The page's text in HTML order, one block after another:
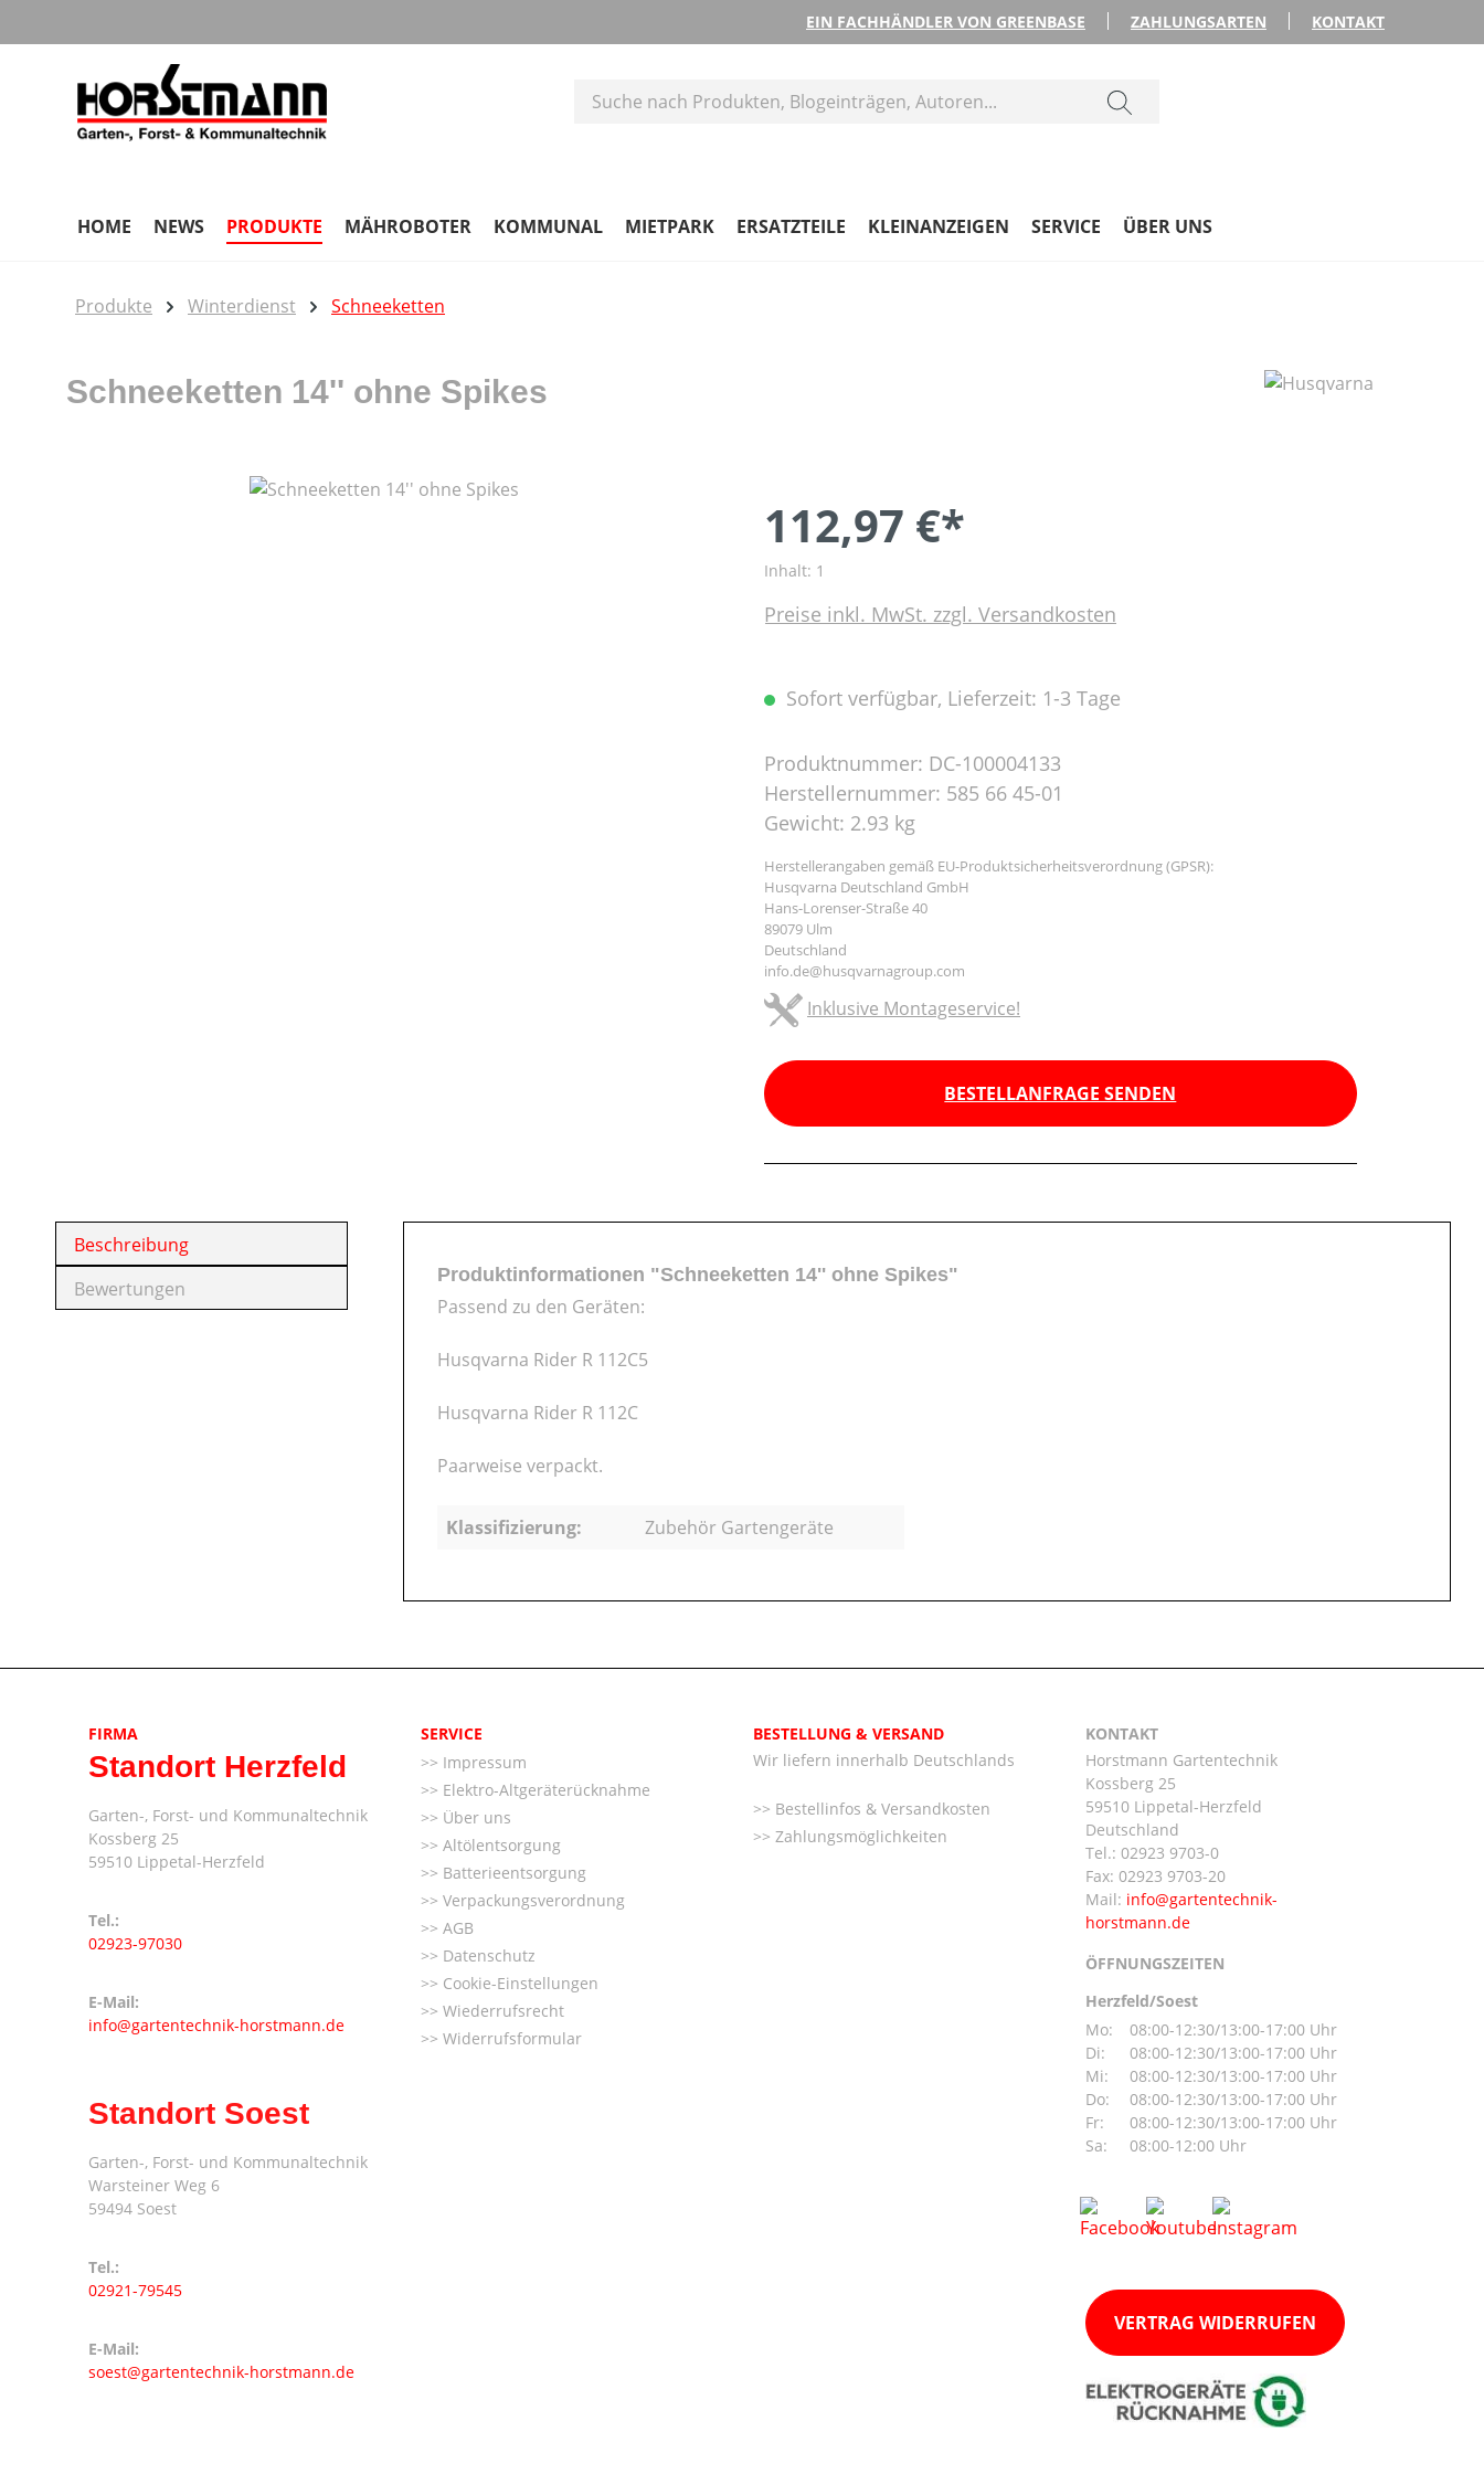
EIN FACHHÄNDLER VON GREENBASE ZAHLUNGSARTEN KONTAKT
HOME NEWS PRODUKTE MÄHROBOTER KOMMUNAL MIETPARK ERSATZTEILE KLEINANZEIGEN SERVICE ÜBER UNS
Produkte Winterdienst Schneeketten
Schneeketten 14'' ohne Spikes
Bildergalerie überspringen
112,97 €*
Inhalt: 1
Preise inkl. MwSt. zzgl. Versandkosten
Sofort verfügbar, Lieferzeit: 1-3 Tage
Produktnummer: DC-100004133
Herstellernummer: 585 66 45-01
Gewicht: 2.93 kg
Herstellerangaben gemäß EU-Produktsicherheitsverordnung (GPSR):
Husqvarna Deutschland GmbH
Hans-Lorenser-Straße 40
89079 Ulm
Deutschland
info.de@husqvarnagroup.com
Inklusive Montageservice!
BESTELLANFRAGE SENDEN
Beschreibung
Bewertungen
Produktinformationen "Schneeketten 14'' ohne Spikes"
Passend zu den Geräten:
Husqvarna Rider R 112C5
Husqvarna Rider R 112C
Paarweise verpackt.
Klassifizierung: Zubehör Gartengeräte
FIRMA
Standort Herzfeld
Garten-, Forst- und Kommunaltechnik
Kossberg 25
59510 Lippetal-Herzfeld
Tel.:
02923-97030
E-Mail:
info@gartentechnik-horstmann.de
Standort Soest
Garten-, Forst- und Kommunaltechnik
Warsteiner Weg 6
59494 Soest
Tel.:
02921-79545
E-Mail:
soest@gartentechnik-horstmann.de
SERVICE
Impressum
Elektro-Altgeräterücknahme
Über uns
Altölentsorgung
Batterieentsorgung
Verpackungsverordnung
AGB
Datenschutz
Cookie-Einstellungen
Wiederrufsrecht
Widerrufsformular
BESTELLUNG & VERSAND
Wir liefern innerhalb Deutschlands
Bestellinfos & Versandkosten
Zahlungsmöglichkeiten
KONTAKT
Horstmann Gartentechnik
Kossberg 25
59510 Lippetal-Herzfeld
Deutschland
Tel.: 02923 9703-0
Fax: 02923 9703-20
Mail:
ÖFFNUNGSZEITEN
Herzfeld/Soest
Mo:
08:00-12:30/13:00-17:00 Uhr
Di:
08:00-12:30/13:00-17:00 Uhr
Mi:
08:00-12:30/13:00-17:00 Uhr
Do:
08:00-12:30/13:00-17:00 Uhr
Fr:
08:00-12:30/13:00-17:00 Uhr
Sa:
08:00-12:00 Uhr
VERTRAG WIDERRUFEN